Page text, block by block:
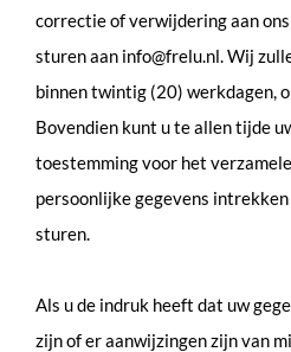
correctie of verwijdering aan
sturen aan info@frelu.nl. Wij
binnen twintig (20) werkdagen,
Bovendien kunt u te allen tijde
toestemming voor het
persoonlijke gegevens
sturen.
Als u de indruk heeft dat uw
zijn of er aanwijzingen zijn van